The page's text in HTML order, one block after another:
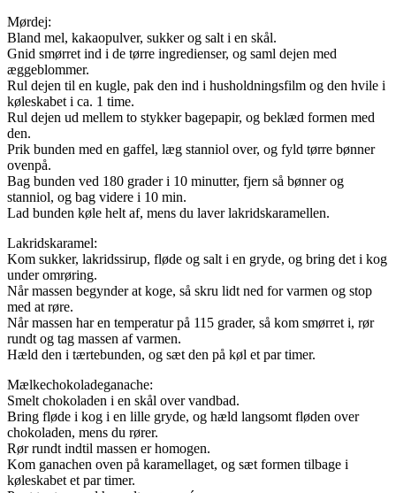
Mørdej:
Bland mel, kakaopulver, sukker og salt i en skål.
Gnid smørret ind i de tørre ingredienser, og saml dejen med
æggeblommer.
Rul dejen til en kugle, pak den ind i husholdningsfilm og den hvile i
køleskabet i ca. 1 time.
Rul dejen ud mellem to stykker bagepapir, og beklæd formen med
den.
Prik bunden med en gaffel, læg stanniol over, og fyld tørre bønner
ovenpå.
Bag bunden ved 180 grader i 10 minutter, fjern så bønner og
stanniol, og bag videre i 10 min.
Lad bunden køle helt af, mens du laver lakridskaramellen.
Lakridskaramel:
Kom sukker, lakridssirup, fløde og salt i en gryde, og bring det i kog
under omrøring.
Når massen begynder at koge, så skru lidt ned for varmen og stop
med at røre.
Når massen har en temperatur på 115 grader, så kom smørret i, rør
rundt og tag massen af varmen.
Hæld den i tærtebunden, og sæt den på køl et par timer.
Mælkechokoladeganache:
Smelt chokoladen i en skål over vandbad.
Bring fløde i kog i en lille gryde, og hæld langsomt fløden over
chokoladen, mens du rører.
Rør rundt indtil massen er homogen.
Kom ganachen oven på karamellaget, og sæt formen tilbage i
køleskabet et par timer.